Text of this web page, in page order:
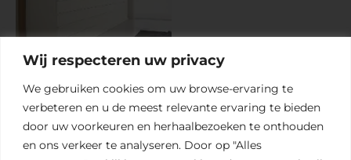
Wij respecteren uw privacy
We gebruiken cookies om uw browse-ervaring te
verbeteren en u de meest relevante ervaring te bieden
door uw voorkeuren en herhaalbezoeken te onthouden
en ons verkeer te analyseren. Door op "Alles